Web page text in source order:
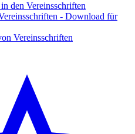
den Vereinsschriften
- Download für
Vereinsschriften